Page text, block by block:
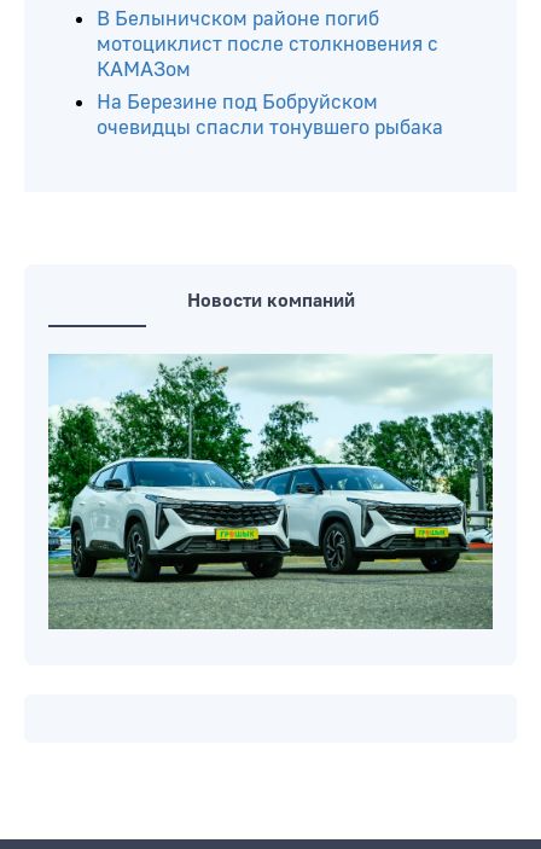
В Белыничском районе погиб
мотоциклист после столкновения с
КАМАЗом
На Березине под Бобруйском
очевидцы спасли тонувшего рыбака
Новости компаний